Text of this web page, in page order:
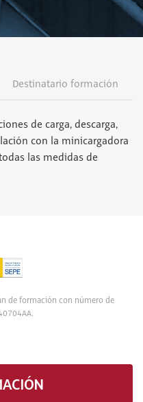
Destinatario formación
de carga, descarga,
con la minicargadora
las medidas de
de formación con número de